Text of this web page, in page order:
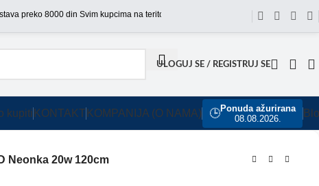
Svim kupcima na teritoriji Srbije omogućili smo besplatnu dostavu
ULOGUJ SE / REGISTRUJ SE
kupiti KONTAKT KOMPANIJA (O NAMA) 🕒Ponuda ažurirana
08.08.2026.
Neonka 20w 120cm